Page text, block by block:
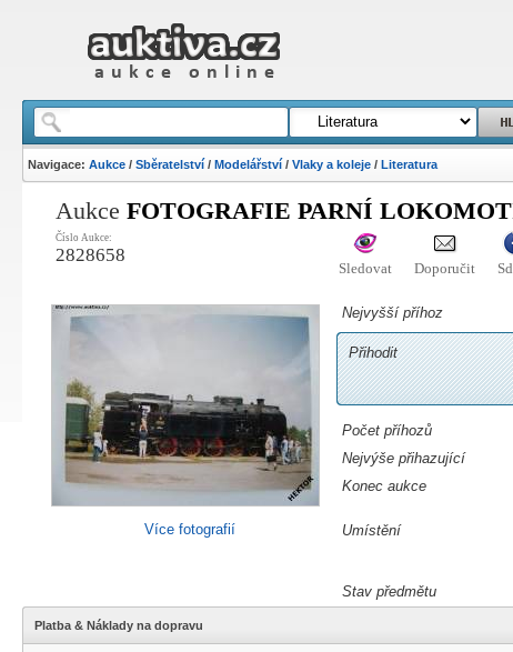
Navigace:Aukce /Sběratelství /Modelářství /Vlaky a koleje /Literatura
AukceFOTOGRAFIE PARNÍ
Číslo Aukce:
2828658
Sledovat Doporučit
Více fotografií
Nejvyšší příhoz
Přihodit
Počet příhozů
Nejvýše přihazující
Konec aukce
Umístění
Stav předmětu
Platba & Náklady na dopravu